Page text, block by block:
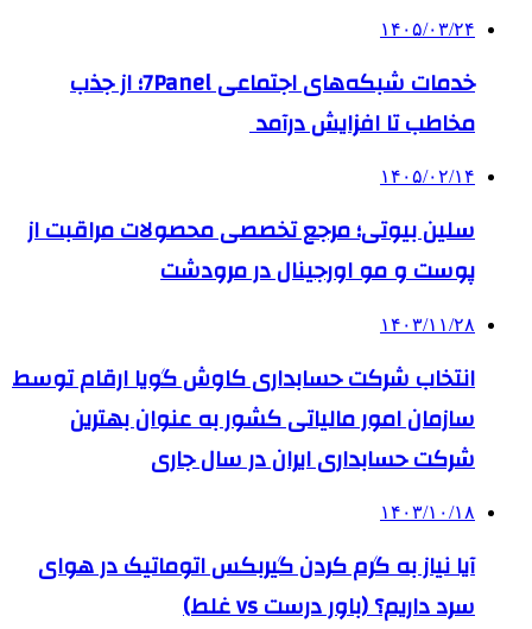
۱۴۰۵/۰۳/۲۴
خدمات شبکه‌های اجتماعی 7Panel؛ از جذب
مخاطب تا افزایش درآمد
۱۴۰۵/۰۲/۱۴
سلین بیوتی؛ مرجع تخصصی محصولات مراقبت از
پوست و مو اورجینال در مرودشت
۱۴۰۳/۱۱/۲۸
انتخاب شرکت حسابداری کاوش گویا ارقام توسط
سازمان امور مالیاتی کشور به عنوان بهترین
شرکت حسابداری ایران در سال جاری
۱۴۰۳/۱۰/۱۸
آیا نیاز به گرم کردن گیربکس اتوماتیک در هوای
سرد داریم؟ (باور درست vs غلط)